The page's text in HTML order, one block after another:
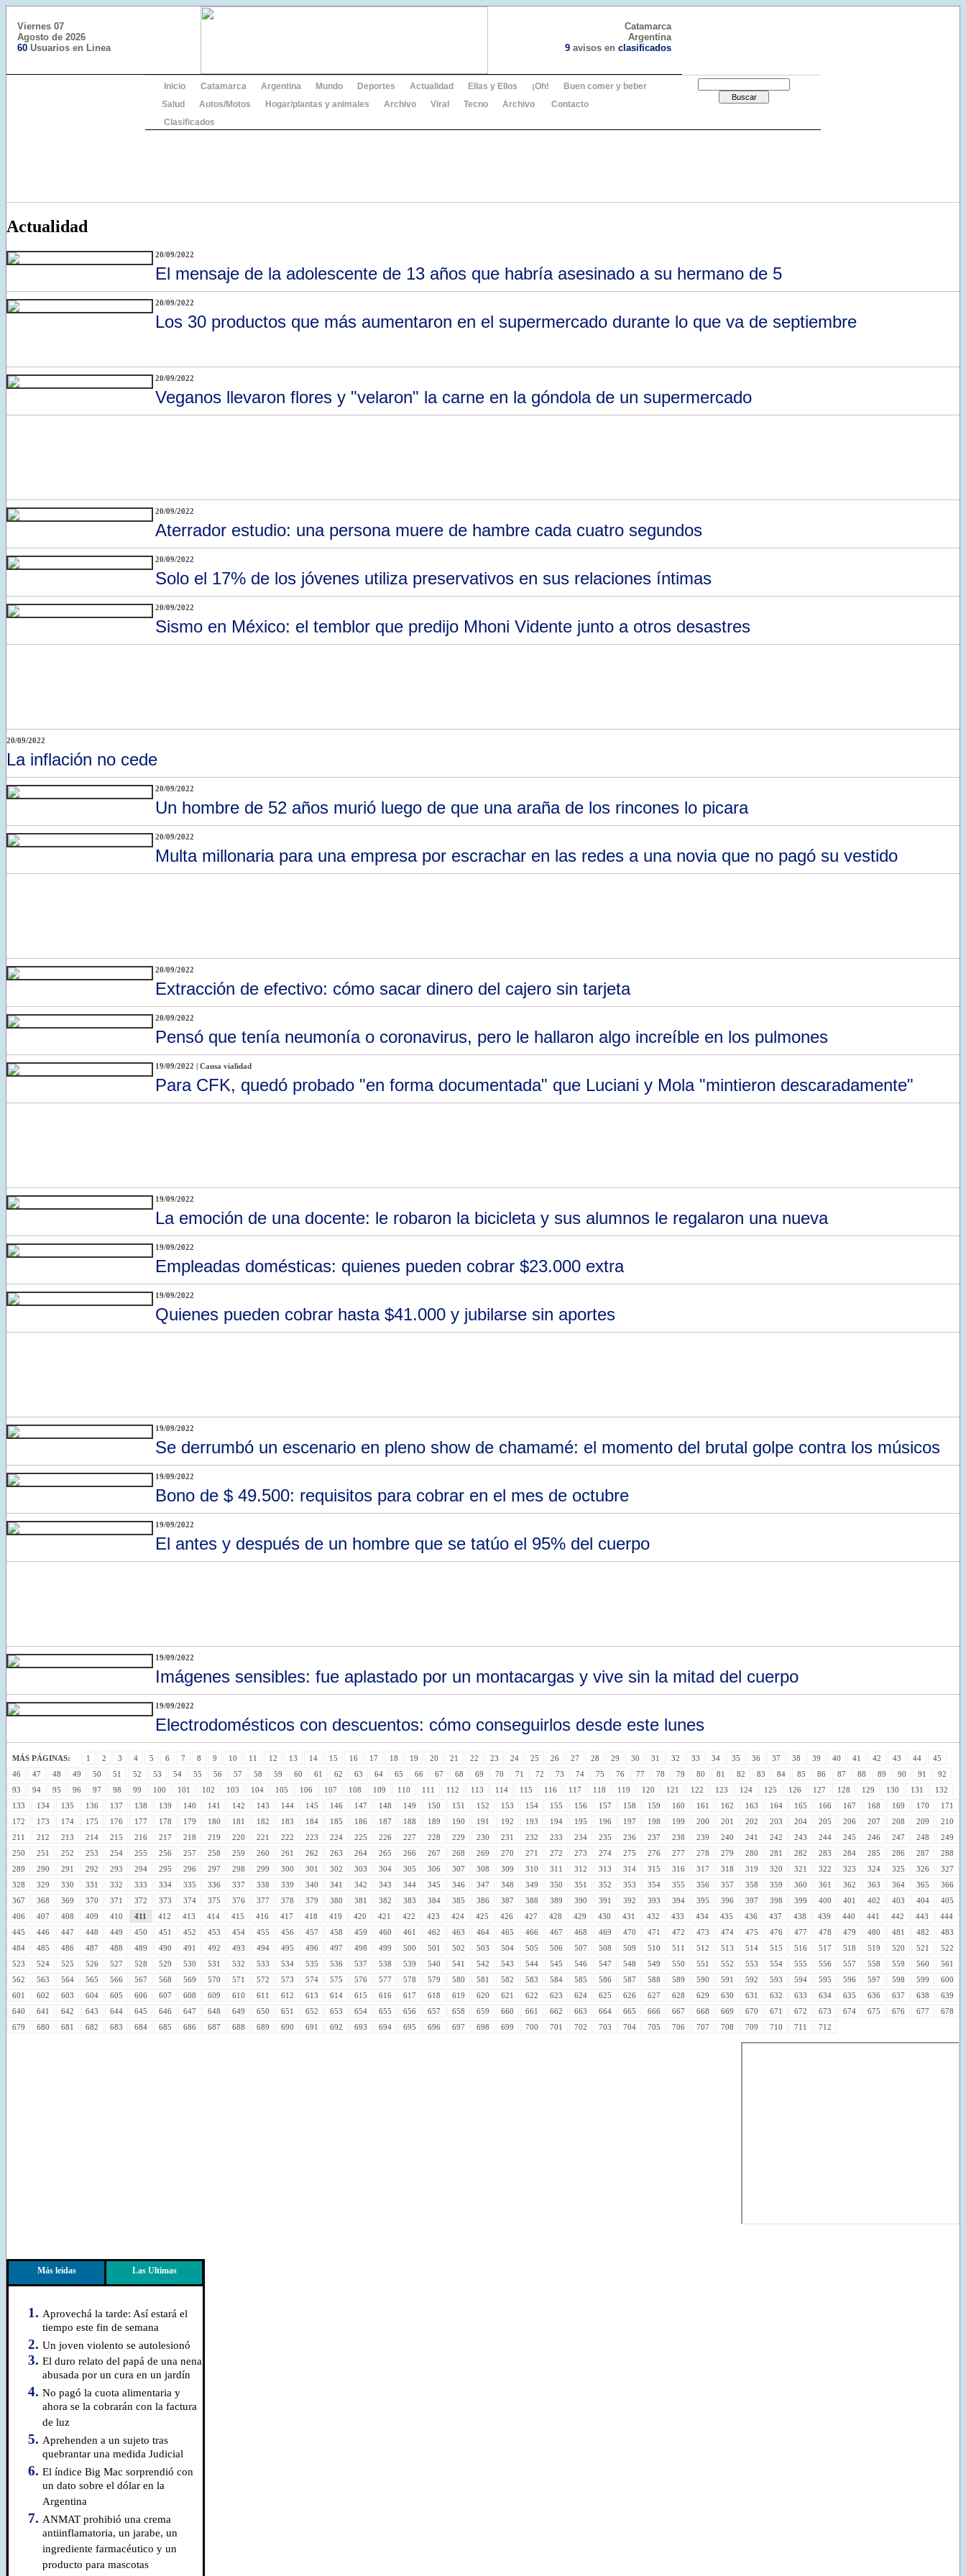
Viernes 07
Agosto de 2026
60 Usuarios en Linea
Catamarca
Argentina
9 avisos en clasificados
Inicio Catamarca Argentina Mundo Deportes Actualidad Ellas y Ellos ¡Oh!
Buen comer y beber
Salud
Autos/Motos Hogar/plantas y animales Archivo Viral Tecno Archivo
Contacto
Clasificados
Actualidad
20/09/2022
El mensaje de la adolescente de 13 años que habría asesinado a su hermano de 5
20/09/2022
Los 30 productos que más aumentaron en el supermercado durante lo que va de septiembre
20/09/2022
Veganos llevaron flores y "velaron" la carne en la góndola de un supermercado
20/09/2022
Aterrador estudio: una persona muere de hambre cada cuatro segundos
20/09/2022
Solo el 17% de los jóvenes utiliza preservativos en sus relaciones íntimas
20/09/2022
Sismo en México: el temblor que predijo Mhoni Vidente junto a otros desastres
20/09/2022
La inflación no cede
20/09/2022
Un hombre de 52 años murió luego de que una araña de los rincones lo picara
20/09/2022
Multa millonaria para una empresa por escrachar en las redes a una novia que no pagó su vestido
20/09/2022
Extracción de efectivo: cómo sacar dinero del cajero sin tarjeta
20/09/2022
Pensó que tenía neumonía o coronavirus, pero le hallaron algo increíble en los pulmones
19/09/2022 | Causa vialidad
Para CFK, quedó probado "en forma documentada" que Luciani y Mola "mintieron descaradamente"
19/09/2022
La emoción de una docente: le robaron la bicicleta y sus alumnos le regalaron una nueva
19/09/2022
Empleadas domésticas: quienes pueden cobrar $23.000 extra
19/09/2022
Quienes pueden cobrar hasta $41.000 y jubilarse sin aportes
19/09/2022
Se derrumbó un escenario en pleno show de chamamé: el momento del brutal golpe contra los músicos
19/09/2022
Bono de $ 49.500: requisitos para cobrar en el mes de octubre
19/09/2022
El antes y después de un hombre que se tatúo el 95% del cuerpo
19/09/2022
Imágenes sensibles: fue aplastado por un montacargas y vive sin la mitad del cuerpo
19/09/2022
Electrodomésticos con descuentos: cómo conseguirlos desde este lunes
MÁS PÁGINAS: 1 2 3 4 5 6 7 8 9 10 11 12 13 14 15 16 17 18 19 20 21 22 23 24 25 26 27 28 29 30 31 32 33 34 35 36 37 38 39 40 41 42 43 44
45
46
47 48 49 50 51 52 53 54 55 56 57 58 59 60 61 62 63 64 65 66 67 68 69 70 71 72 73 74 75 76 77 78 79 80 81 82 83 84 85 86 87 88 89 90 91
92
93
94 95 96 97 98 99 100 101 102 103 104 105 106 107 108 109 110 111 112 113 114 115 116 117 118 119 120 121 122 123 124 125 126 127 128 129 130 131
132
133
134 135 136 137 138 139 140 141 142 143 144 145 146 147 148 149 150 151 152 153 154 155 156 157 158 159 160 161 162 163 164 165 166 167 168 169 170
171
172
173 174 175 176 177 178 179 180 181 182 183 184 185 186 187 188 189 190 191 192 193 194 195 196 197 198 199 200 201 202 203 204 205 206 207 208 209
210
211
212 213 214 215 216 217 218 219 220 221 222 223 224 225 226 227 228 229 230 231 232 233 234 235 236 237 238 239 240 241 242 243 244 245 246 247 248
249
250
251 252 253 254 255 256 257 258 259 260 261 262 263 264 265 266 267 268 269 270 271 272 273 274 275 276 277 278 279 280 281 282 283 284 285 286 287
288
289
290 291 292 293 294 295 296 297 298 299 300 301 302 303 304 305 306 307 308 309 310 311 312 313 314 315 316 317 318 319 320 321 322 323 324 325 326
327
328
329 330 331 332 333 334 335 336 337 338 339 340 341 342 343 344 345 346 347 348 349 350 351 352 353 354 355 356 357 358 359 360 361 362 363 364 365
366
367
368 369 370 371 372 373 374 375 376 377 378 379 380 381 382 383 384 385 386 387 388 389 390 391 392 393 394 395 396 397 398 399 400 401 402 403 404
405
406
407 408 409 410 411 412 413 414 415 416 417 418 419 420 421 422 423 424 425 426 427 428 429 430 431 432 433 434 435 436 437 438 439 440 441 442 443
444
445
446 447 448 449 450 451 452 453 454 455 456 457 458 459 460 461 462 463 464 465 466 467 468 469 470 471 472 473 474 475 476 477 478 479 480 481 482
483
484
485 486 487 488 489 490 491 492 493 494 495 496 497 498 499 500 501 502 503 504 505 506 507 508 509 510 511 512 513 514 515 516 517 518 519 520 521
522
523
524 525 526 527 528 529 530 531 532 533 534 535 536 537 538 539 540 541 542 543 544 545 546 547 548 549 550 551 552 553 554 555 556 557 558 559 560
561
562
563 564 565 566 567 568 569 570 571 572 573 574 575 576 577 578 579 580 581 582 583 584 585 586 587 588 589 590 591 592 593 594 595 596 597 598 599
600
601
602 603 604 605 606 607 608 609 610 611 612 613 614 615 616 617 618 619 620 621 622 623 624 625 626 627 628 629 630 631 632 633 634 635 636 637 638
639
640
641 642 643 644 645 646 647 648 649 650 651 652 653 654 655 656 657 658 659 660 661 662 663 664 665 666 667 668 669 670 671 672 673 674 675 676 677
678
679
680 681 682 683 684 685 686 687 688 689 690 691 692 693 694 695 696 697 698 699 700 701 702 703 704 705 706 707 708 709 710 711 712
Más leidas Las Ultimas
Aprovechá la tarde: Así estará el
tiempo este fin de semana
Un joven violento se autolesionó
El duro relato del papá de una nena
abusada por un cura en un jardín
No pagó la cuota alimentaria y
ahora se la cobrarán con la factura
de luz
Aprehenden a un sujeto tras
quebrantar una medida Judicial
El índice Big Mac sorprendió con
un dato sobre el dólar en la
Argentina
ANMAT prohibió una crema
antiinflamatoria, un jarabe, un
ingrediente farmacéutico y un
producto para mascotas